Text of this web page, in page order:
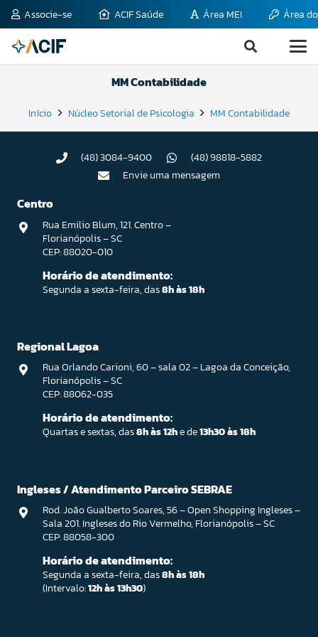
Associe-se ACIF Saúde Área MEI Área
MM Contabilidade
Início Núcleo Setorial de Psicologia MM Contabilidade
(48) 3084-9400
(48) 98818-5882
Envie uma mensagem
Centro
Rua Emilio Blum, 121. Centro –
Florianópolis – SC
CEP: 88020-010
Horário de atendimento:
Segunda a sexta-feira, das8h às 18h
Regional Lagoa
Rua Orlando Carioni, 60 – sala 02 – Lagoa da Conceição,
Florianópolis – SC
CEP: 88062-035
Horário de atendimento:
Quartas e sextas, das8h às 12he de13h30 às 18h
Ingleses / Atendimento Parceiro SEBRAE
Rod. João Gualberto Soares, 56 – Open Shopping Ingleses –
Sala 201. Ingleses do Rio Vermelho, Florianópolis – SC
CEP: 88058-300
Horário de atendimento:
Segunda a sexta-feira, das8h às 18h
(Intervalo:12h às 13h30)